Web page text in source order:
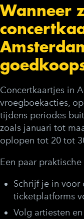
Wanneer
Concertkaartjes in
vroegboekacties,
tijdens periodes
zoals januari tot
oplopen tot 20 tot
Een paar
Schrijf je in voor
ticketplatforms
Volg artiesten